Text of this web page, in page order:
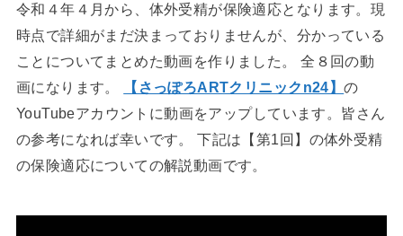
令和４年４月から、体外受精が保険適応となります。現
時点で詳細がまだ決まっておりませんが、分かっている
ことについてまとめた動画を作りました。 全８回の動
画になります。
【さっぽろARTクリニックn24】の
YouTubeアカウントに動画をアップしています。皆さん
の参考になれば幸いです。 下記は【第1回】の体外受精
の保険適応についての解説動画です。